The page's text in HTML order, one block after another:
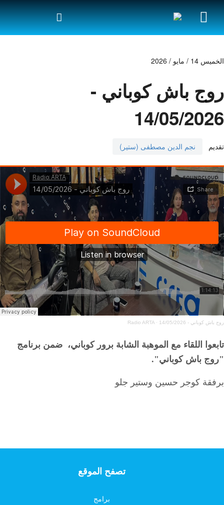
الخميس 14 / مايو / 2026
روج باش كوباني -
14/05/2026
تقديم نجم الدين مصطفى (ستير)
Radio ARTA · روج باش كوباني - 14/05/2026
تابعوا اللقاء مع الموهبة الشابة برور كوباني، ضمن برنامج
"روج باش كوباني".
برفقة كوجر حسين وستير جلو
تصفح الموقع
برامج